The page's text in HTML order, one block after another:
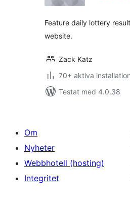
Feature daily lottery
website.
Zack Katz
70+ aktiva
Testat med 4.0.38
Om
Nyheter
Webbhotell (hosting)
Integritet